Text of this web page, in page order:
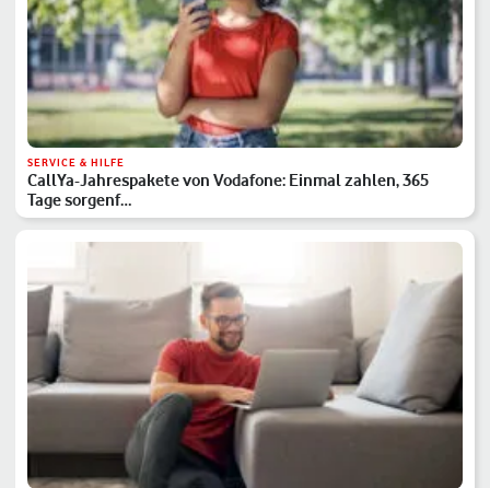
SERVICE & HILFE
CallYa-Jahrespakete von Vodafone: Einmal zahlen, 365
Tage sorgenf…